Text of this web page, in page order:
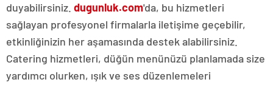
duyabilirsiniz. dugunluk.com'da, bu hizmetleri
sağlayan profesyonel firmalarla iletişime geçebilir,
etkinliğinizin her aşamasında destek alabilirsiniz.
Catering hizmetleri, düğün menünüzü planlamada size
yardımcı olurken, ışık ve ses düzenlemeleri